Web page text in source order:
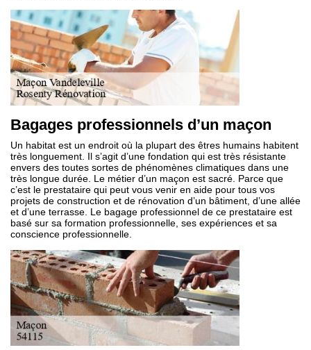
Bagages professionnels d’un maçon
Un habitat est un endroit où la plupart des êtres humains habitent
très longuement. Il s’agit d’une fondation qui est très résistante
envers des toutes sortes de phénomènes climatiques dans une
très longue durée. Le métier d’un maçon est sacré. Parce que
c’est le prestataire qui peut vous venir en aide pour tous vos
projets de construction et de rénovation d’un bâtiment, d’une allée
et d’une terrasse. Le bagage professionnel de ce prestataire est
basé sur sa formation professionnelle, ses expériences et sa
conscience professionnelle.